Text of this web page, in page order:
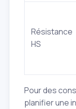
Résistance
HS
Pour des
planifier une